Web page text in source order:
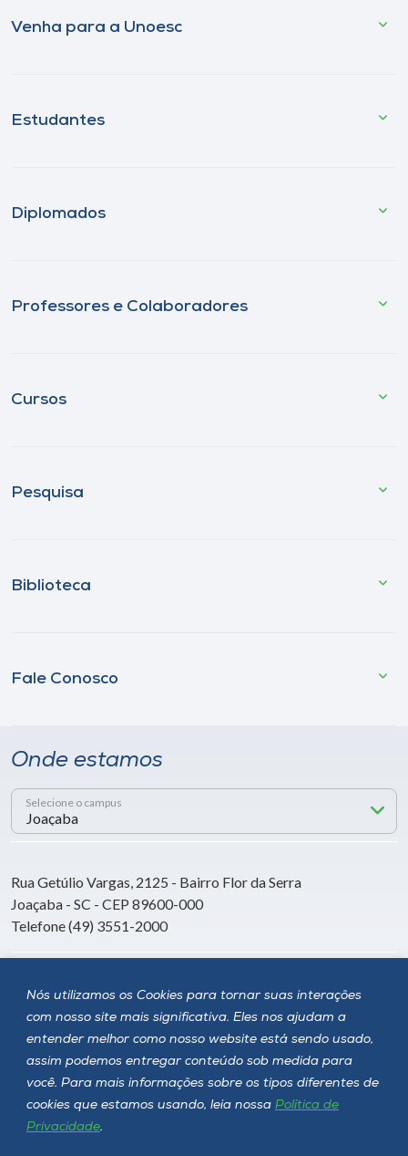
Nós utilizamos os Cookies para tornar suas interações
com nosso site mais significativa. Eles nos ajudam a
entender melhor como nosso website está sendo usado,
assim podemos entregar conteúdo sob medida para
você. Para mais informações sobre os tipos diferentes de
cookies que estamos usando, leia nossa Política de
Privacidade.
Venha para a Unoesc
Estudantes
Diplomados
Professores e Colaboradores
Cursos
Pesquisa
Biblioteca
Fale Conosco
Onde estamos
Selecione o campus
Rua Getúlio Vargas, 2125 - Bairro Flor da Serra
Joaçaba - SC - CEP 89600-000
Telefone (49) 3551-2000
Siga a Unoesc